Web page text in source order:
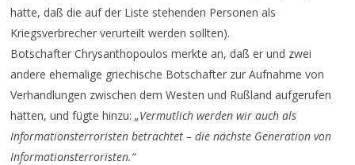
hatte, daß die auf der Liste stehenden Personen als
Kriegsverbrecher verurteilt werden sollten).
Botschafter Chrysanthopoulos merkte an, daß er und zwei
andere ehemalige griechische Botschafter zur Aufnahme von
Verhandlungen zwischen dem Westen und Rußland aufgerufen
hätten, und fügte hinzu:„Vermutlich werden wir auch als
Informationsterroristen betrachtet – die nächste Generation von
Informationsterroristen.“